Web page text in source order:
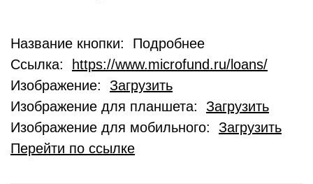
Название кнопки: Подробнее
Ссылка:
https://www.microfund.ru/loans/
Изображение: Загрузить
Изображение для планшета: Загрузить
Изображение для мобильного: Загрузить
Перейти по ссылке